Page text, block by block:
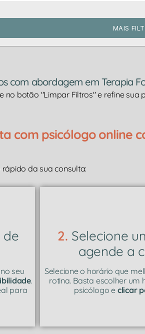
MAIS
com abordagem em Terapia
no botão "Limpar Filtros" e refine sua
com psicólogo online
da sua consulta:
de
seu
.
para
2. Selecione
agende a
Selecione o horário que
rotina. Basta escolher um
psicólogo e clicar